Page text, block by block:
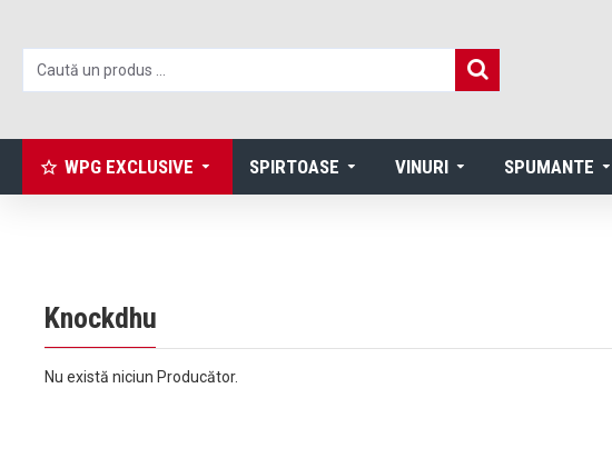
WPG EXCLUSIVE SPIRTOASE VINURI SPUMANTE
Knockdhu
Nu există niciun Producător.